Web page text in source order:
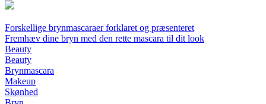
Forskellige brynmascaraer forklaret og præsenteret
Fremhæv dine bryn med den rette mascara til dit look
Beauty
Beauty
Brynmascara
Makeup
Skønhed